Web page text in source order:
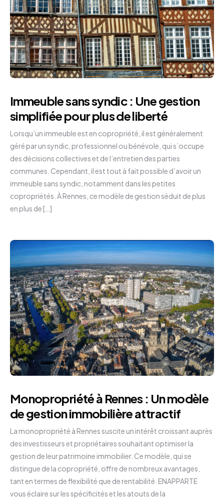
Immeuble sans syndic : Une gestion
simplifiée pour plus de liberté
Lorsqu’un immeuble est en copropriété, il est généralement
géré par un syndic, professionnel ou bénévole, qui s’occupe
des décisions collectives et de l’entretien des parties
communes. Cependant, il est tout à fait possible d’avoir un
immeuble sans syndic, notamment dans les petites
copropriétés. À Rennes, ce modèle de gestion séduit de plus
en plus de […]
Monopropriété à Rennes : Un modèle
de gestion immobilière attractif
La monopropriété à Rennes suscite un intérêt croissant auprès
des investisseurs et propriétaires souhaitant optimiser la
gestion de leur patrimoine immobilier. Ce modèle, qui se
distingue de la copropriété, offre de nombreux avantages,
tant en termes de flexibilité que de rentabilité. ENAPPARTE
vous éclaire sur les spécificités et les atouts de la